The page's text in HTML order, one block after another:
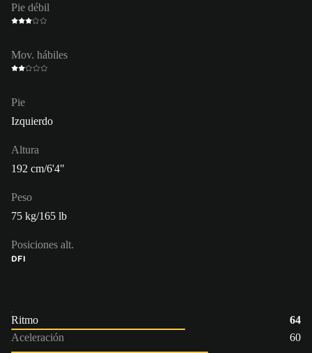
Pie débil
Mov. hábiles
Pie
Izquierdo
Altura
192 cm/6'4"
Peso
75 kg/165 lb
Posiciones alt.
DFI
Ritmo
64
Aceleración
60